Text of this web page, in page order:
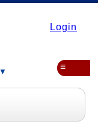
Login
≡